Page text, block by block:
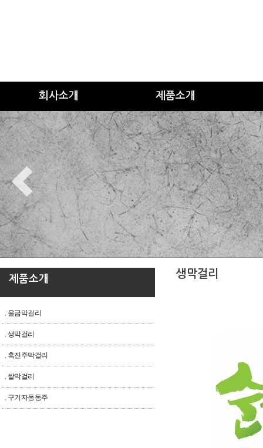
회사소개 제품소개
제품소개
울금막걸리
생막걸리
흑진주막걸리
쌀막걸리
구기자동동주
생막걸리